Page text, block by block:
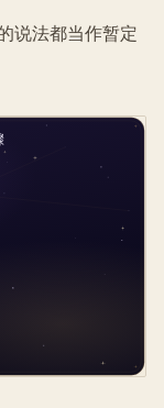
说法都当作暂定